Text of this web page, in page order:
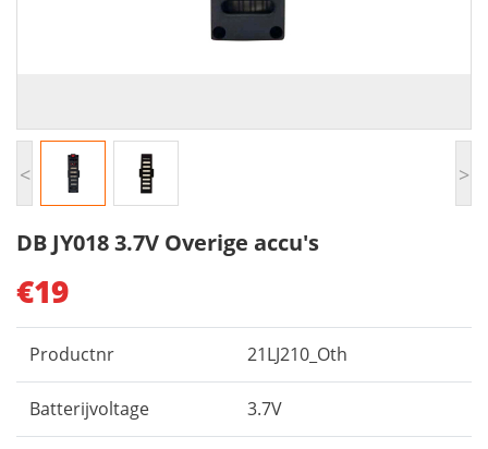
< >
DB JY018 3.7V Overige accu's
€19
Productnr 21LJ210_Oth
Batterijvoltage 3.7V